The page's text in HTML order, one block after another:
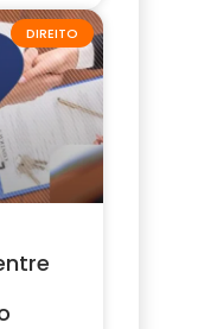
DIREITO